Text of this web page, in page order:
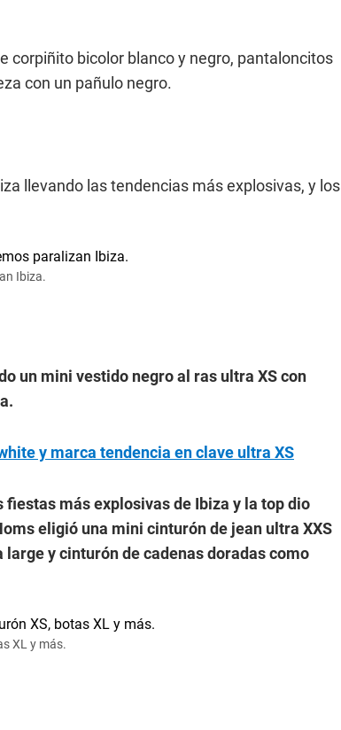
corpiñito bicolor blanco y negro, pantaloncitos
con un pañulo negro.
llevando las tendencias más explosivas, y los
Ibiza.
un mini vestido negro al ras ultra XS con
y marca tendencia en clave ultra XS
más explosivas de Ibiza y la top dio
eligió una mini cinturón de jean ultra XXS
y cinturón de cadenas doradas como
XL y más.